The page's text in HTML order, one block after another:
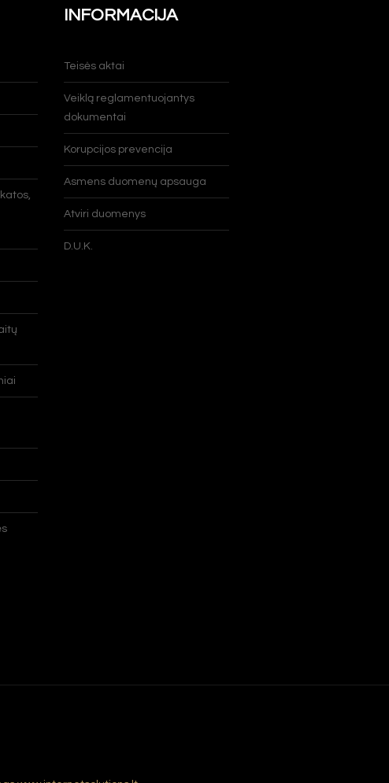
INFORMACIJA
Teisės aktai
Veiklą reglamentuojantys
dokumentai
Korupcijos prevencija
Asmens duomenų apsauga
Atviri duomenys
D.U.K.